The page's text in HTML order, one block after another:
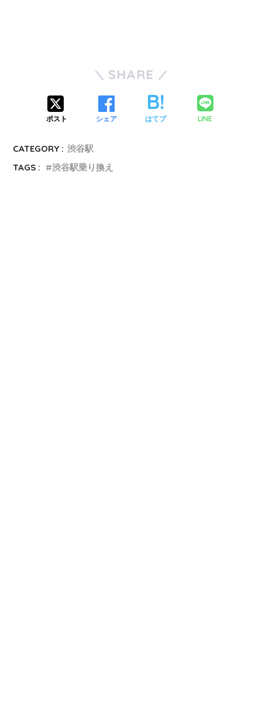
SHARE
ポスト シェア はてブ LINE
CATEGORY : 渋谷駅
TAGS :
渋谷駅乗り換え